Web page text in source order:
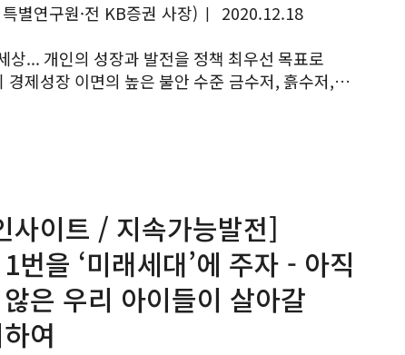
대, 새로운 노동과 새로운 분배의
것인가 - CES 2026, 피지컬
과 삶
연혁 연구원 외부 기고
별연구원·전 KB증권 사장) |
2020.12.18
상... 개인의 성장과 발전을 정책 최우선 목표로
장 이면의 높은 불안 수준 금수저, 흙수저,
사이트 / 지속가능발전]
번을 ‘미래세대’에 주자 - 아직
은 우리 아이들이 살아갈
여